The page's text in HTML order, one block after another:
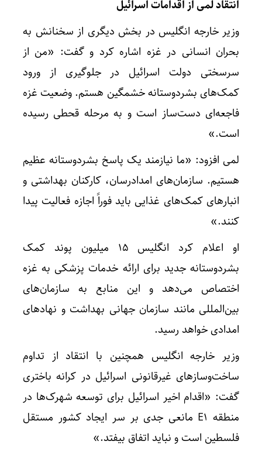
انتقاد لمی از اقدامات اسرائیل
وزیر خارجه انگلیس در بخش دیگری از سخنانش به
بحران انسانی در غزه اشاره کرد و گفت: «من از
سرسختی دولت اسرائیل در جلوگیری از ورود
کمک‌های بشردوستانه خشمگین هستم. وضعیت غزه
فاجعه‌ای دست‌ساز است و به مرحله قحطی رسیده
است.»
لمی افزود: «ما نیازمند یک پاسخ بشردوستانه عظیم
هستیم. سازمان‌های امدادرسان، کارکنان بهداشتی و
انبارهای کمک‌های غذایی باید فوراً اجازه فعالیت پیدا
کنند.»
او اعلام کرد انگلیس ۱۵ میلیون پوند کمک
بشردوستانه جدید برای ارائه خدمات پزشکی به غزه
اختصاص می‌دهد و این منابع به سازمان‌های
بین‌المللی مانند سازمان جهانی بهداشت و نهادهای
امدادی خواهد رسید.
وزیر خارجه انگلیس همچنین با انتقاد از تداوم
ساخت‌وسازهای غیرقانونی اسرائیل در کرانه باختری
گفت: «اقدام اخیر اسرائیل برای توسعه شهرک‌ها در
منطقه E1 مانعی جدی بر سر ایجاد کشور مستقل
فلسطین است و نباید اتفاق بیفتد.»